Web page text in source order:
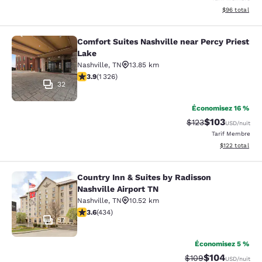
Afficher les
$96 total
Comfort Suites Nashville near
32
Comfort Suites Nashville near Percy Priest
Lake
Nashville, TN
13.85 km
3.92 étoiles. Bien. 1326 commentaires
3.9(1 326)
Économisez 16 %
Tarif barré :
$123Tarif réduit :
$103USD/nuit
Tarif Membre
Afficher les
$122 total
Country Inn & Suites by Radisson
57
Country Inn & Suites by Radisson
Nashville Airport TN
Nashville, TN
10.52 km
3.62 étoiles. Bien. 434 commentaires
3.6(434)
Économisez 5 %
Tarif barré :
$109Tarif réduit :
$104USD/nuit